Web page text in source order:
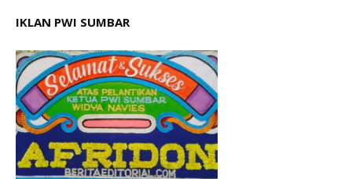
IKLAN PWI SUMBAR